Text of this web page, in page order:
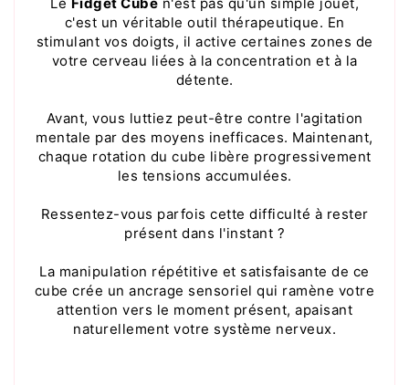
c'est un véritable outil thérapeutique. En
stimulant vos doigts, il active certaines zones de
votre cerveau liées à la concentration et à la
détente.
Avant, vous luttiez peut-être contre l'agitation
mentale par des moyens inefficaces. Maintenant,
chaque rotation du cube libère progressivement
les tensions accumulées.
Ressentez-vous parfois cette difficulté à rester
présent dans l'instant ?
La manipulation répétitive et satisfaisante de ce
cube crée un ancrage sensoriel qui ramène votre
attention vers le moment présent, apaisant
naturellement votre système nerveux.